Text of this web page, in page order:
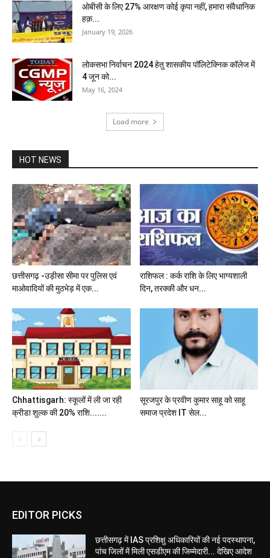
ओबीसी के लिए 27% आरक्षण कोई कृपा नहीं, हमारा संवैधानिक
हक़...
January 19, 2026
लोकसभा निर्वाचन 2024 हेतु शासकीय पॉलिटेक्निक कॉलेज में
4 जून को...
May 16, 2024
Load more
HOT NEWS
छत्तीसगढ़ -उड़ीसा सीमा पर पुलिस एवं
माओवादियों की मुठभेड़ में एक...
राशिफल : कर्क राशि के लिए भाग्यशाली
दिन, तरक्की और धन...
Chhattisgarh: स्कूलों में ली जा रही
क्रीडा शुल्क की 20% राशि.......
सूरजपुर के प्रवीण कुमार साहू को साहू
समाज प्रदेश IT सेल...
EDITOR PICKS
छत्तीसगढ़ में IAS प्रशिक्षु अधिकारियों की नई पदस्थापना,
पांच जिलों में मिली एसडीएम की जिम्मेदारी... देखिए आदेश